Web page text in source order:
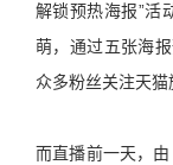
解锁预热海报”活
萌，通过五张海
众多粉丝关注天猫
而直播前一天，